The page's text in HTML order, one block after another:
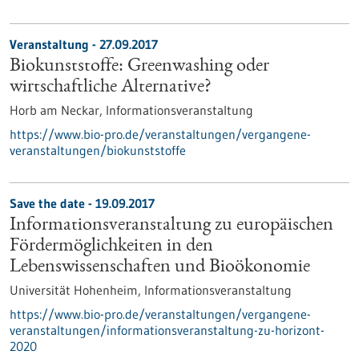
Veranstaltung - 27.09.2017
Biokunststoffe: Greenwashing oder
wirtschaftliche Alternative?
Horb am Neckar, Informationsveranstaltung
https://www.bio-pro.de/veranstaltungen/vergangene-
veranstaltungen/biokunststoffe
Save the date - 19.09.2017
Informationsveranstaltung zu europäischen
Fördermöglichkeiten in den
Lebenswissenschaften und Bioökonomie
Universität Hohenheim, Informationsveranstaltung
https://www.bio-pro.de/veranstaltungen/vergangene-
veranstaltungen/informationsveranstaltung-zu-horizont-
2020